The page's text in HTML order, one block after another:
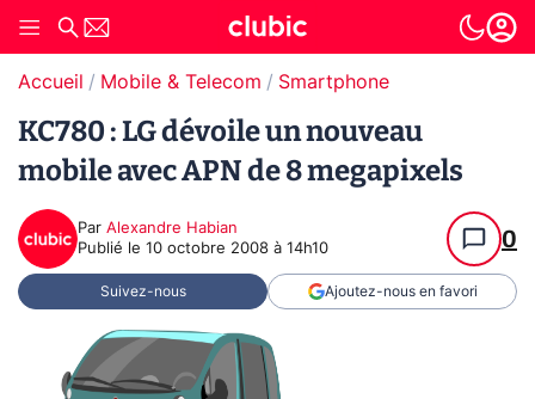
Accueil Mobile & Telecom Smartphone
KC780 : LG dévoile un nouveau
mobile avec APN de 8 megapixels
Par Alexandre Habian
Publié le 10 octobre 2008 à 14h10 0
Suivez-nous Ajoutez-nous en favori